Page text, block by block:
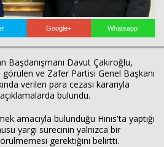
Google+ Whatsapp
Başdanışmanı Davut Çakıroğlu,
görülen ve Zafer Partisi Genel Başkanı
verilen para cezası kararıyla
bulundu.
amacıyla bulunduğu Hınıs'ta yaptığı
yargı sürecinin yalnızca bir
gerektiğini belirtti.